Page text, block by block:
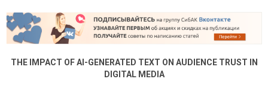
THE IMPACT OF AI-GENERATED TEXT ON AUDIENCE TRUST IN
DIGITAL MEDIA